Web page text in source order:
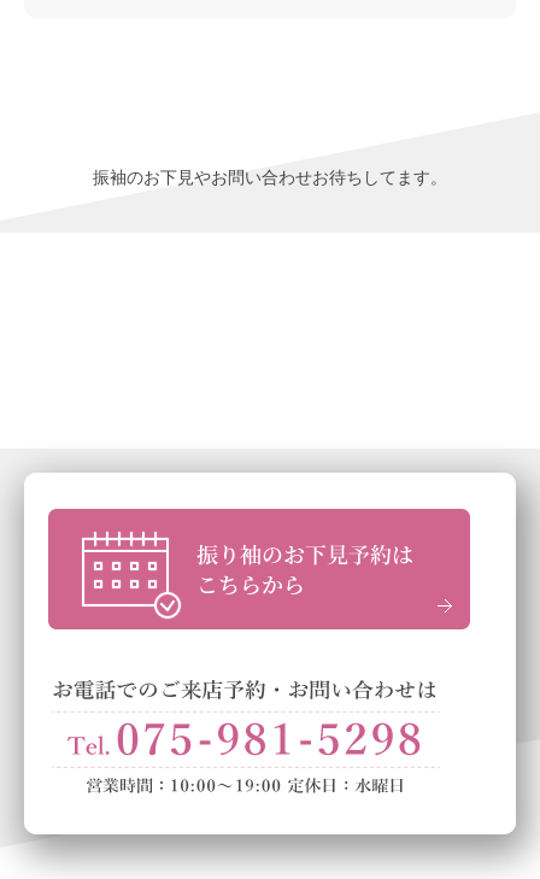
振袖のお下見やお問い合わせお待ちしてます。